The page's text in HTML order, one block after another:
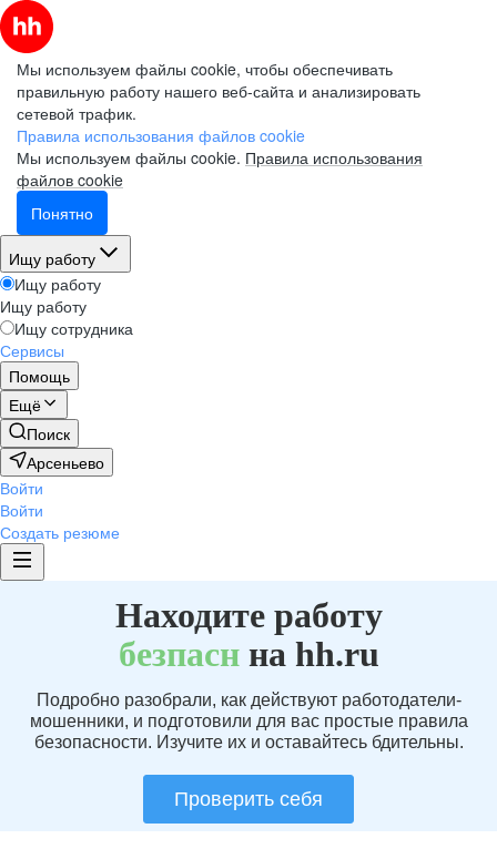
Мы используем файлы cookie, чтобы обеспечивать
правильную работу нашего веб-сайта и анализировать
сетевой трафик.
Правила использования файлов cookie
Мы используем файлы cookie. Правила использования
файлов cookie
Понятно
Ищу работу
Ищу работу
Ищу работу
Ищу сотрудника
Сервисы
Помощь
Ещё
Поиск
Арсеньево
Войти
Войти
Создать резюме
Находите работу
безпаснна hh.ru
Подробно разобрали, как действуют работодатели-
мошенники, и подготовили для вас простые правила
безопасности. Изучите их и оставайтесь бдительны.
Проверить себя